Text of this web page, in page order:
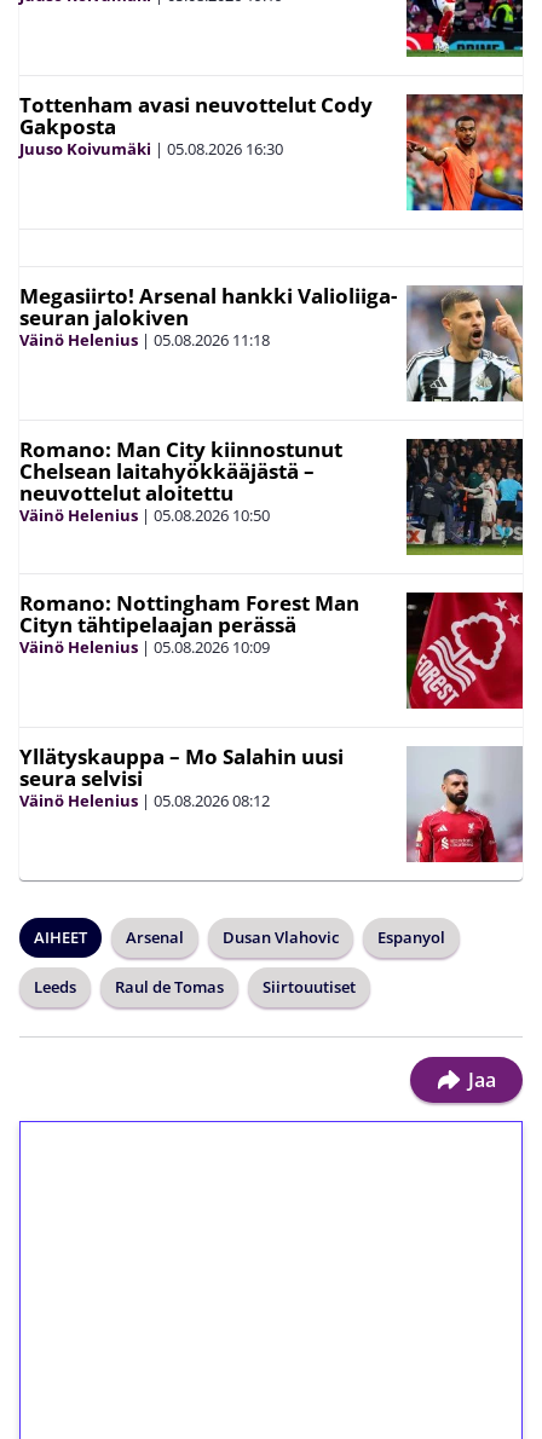
Tottenham avasi neuvottelut Cody
Gakposta
Juuso Koivumäki | 05.08.2026 16:30
Megasiirto! Arsenal hankki Valioliiga-
seuran jalokiven
Väinö Helenius | 05.08.2026 11:18
Romano: Man City kiinnostunut
Chelsean laitahyökkääjästä –
neuvottelut aloitettu
Väinö Helenius | 05.08.2026 10:50
Romano: Nottingham Forest Man
Cityn tähtipelaajan perässä
Väinö Helenius | 05.08.2026 10:09
Yllätyskauppa – Mo Salahin uusi
seura selvisi
Väinö Helenius | 05.08.202608:12
AIHEET Arsenal Dusan Vlahovic Espanyol
Leeds Raul de Tomas Siirtouutiset
Jaa